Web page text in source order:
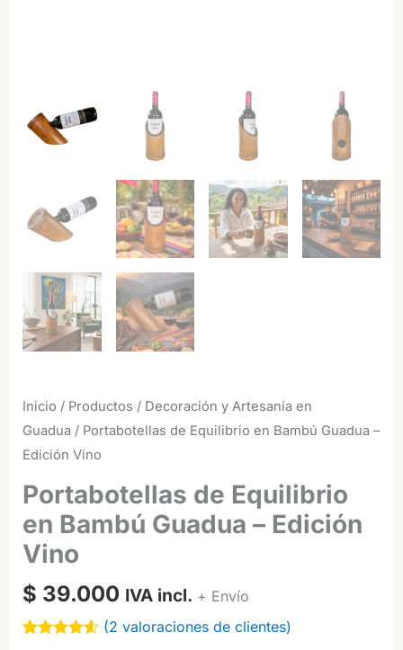
Inicio / Productos / Decoración y Artesanía en
Guadua / Portabotellas de Equilibrio en Bambú Guadua –
Edición Vino
Portabotellas de Equilibrio
en Bambú Guadua – Edición
Vino
$ 39.000 IVA incl. + Envío
(2 valoraciones de clientes)